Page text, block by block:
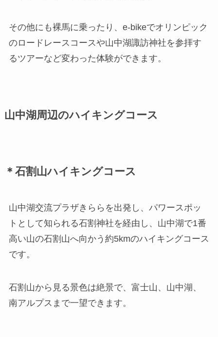
その他にも裸馬に乗ったり、e-bikeでオリンピック
のロードレースコースや山中湖諏訪神社を参拝す
るツアーなど変わった体験ができます。
山中湖周辺のハイキングコース
＊石割山ハイキングコース
山中湖交流プラザきららを出発し、パワースポッ
トとして知られる石割神社を経由し、山中湖で1番
高い山の石割山へ向かう約5kmのハイキングコース
です。
石割山から見る景色は絶景で、富士山、山中湖、
南アルプスまで一望できます。